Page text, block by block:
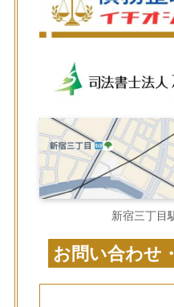
新宿三丁目
お問い合わせ